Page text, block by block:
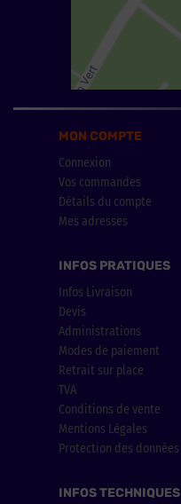
MON COMPTE
Connexion
Vos commandes
Détails du compte
Mes adresses
INFOS PRATIQUES
Infos Livraison
Devis
Administrations
Modes de paiement
Retrait sur place
TVA
Conditions de vente
Mentions Légales
Protection des données
INFOS TECHNIQUES